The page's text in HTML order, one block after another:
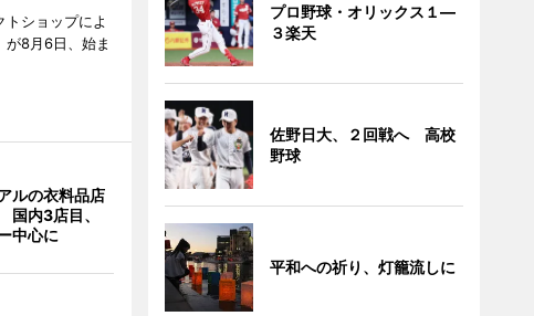
ショップによ
が8月6日、始ま
ルの衣料品店
国内3店目、
中心に
プロ野球・オリックス１―
３楽天
佐野日大、２回戦へ 高校
野球
平和への祈り、灯籠流しに